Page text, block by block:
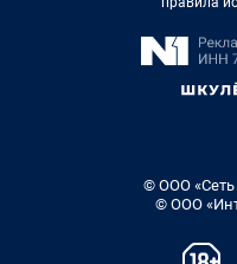
© ООО «Сеть
© ООО